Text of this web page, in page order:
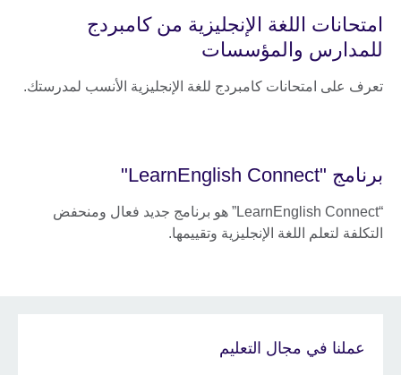
امتحانات اللغة الإنجليزية من كامبردج
للمدارس والمؤسسات
تعرف على امتحانات كامبردج للغة الإنجليزية الأنسب لمدرستك.
برنامج "LearnEnglish Connect"
“LearnEnglish Connect” هو برنامج جديد فعال ومنحفض
التكلفة لتعلم اللغة الإنجليزية وتقييمها.
عملنا في مجال التعليم